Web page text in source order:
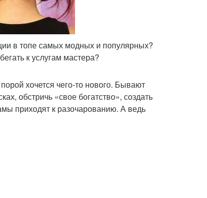
в топе самых модных и популярных?
к услугам мастера?
хочется чего-то нового. Бывают
обстричь «свое богатство», создать
приходят к разочарованию. А ведь